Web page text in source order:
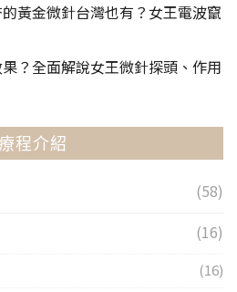
的黃金微針台灣也有？女王電波竄
？全面解說女王微針探頭、作用
療程介紹
(58)
(16)
(16)